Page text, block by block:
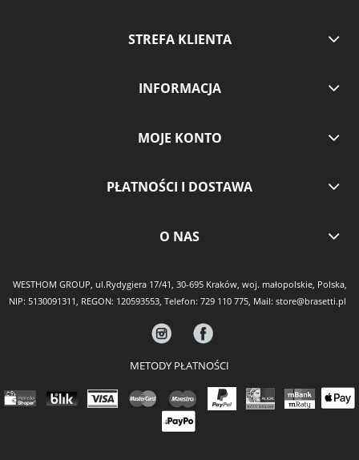
STREFA KLIENTA
INFORMACJA
MOJE KONTO
PŁATNOŚCI I DOSTAWA
O NAS
WESTHOM GROUP, ul.Rydygiera 17/41, 30-695 Kraków, woj. małopolskie, Polska,
NIP: 5130091311, REGON: 120593553, Telefon: 729 110 775 , Mail: store@brasetti.pl
METODY PŁATNOŚCI